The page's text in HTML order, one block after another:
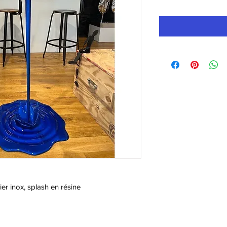
inox, splash en résine